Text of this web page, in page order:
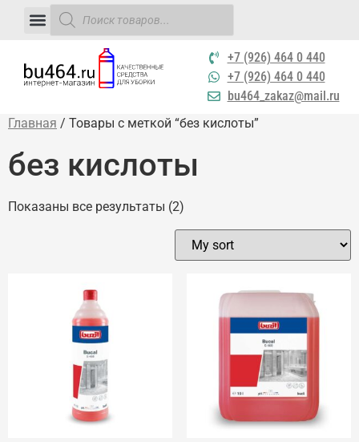
+7 (926) 464 0 440
+7 (926) 464 0 440
bu464_zakaz@mail.ru
Главная / Товары с меткой “без кислоты”
без кислоты
Показаны все результаты (2)